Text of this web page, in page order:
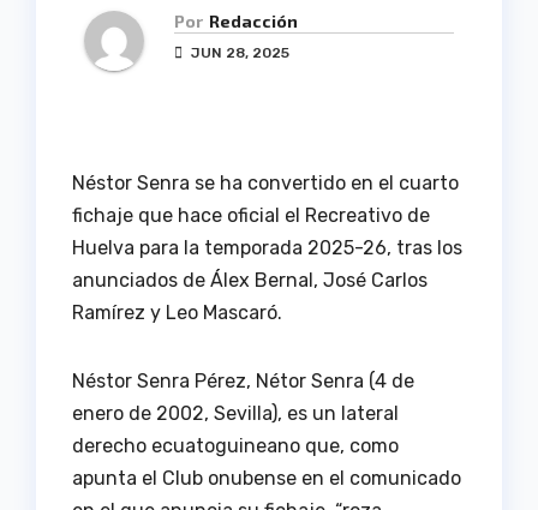
Por Redacción
JUN 28, 2025
Néstor Senra se ha convertido en el cuarto
fichaje que hace oficial el Recreativo de
Huelva para la temporada 2025-26, tras los
anunciados de Álex Bernal, José Carlos
Ramírez y Leo Mascaró.
Néstor Senra Pérez, Nétor Senra (4 de
enero de 2002, Sevilla), es un lateral
derecho ecuatoguineano que, como
apunta el Club onubense en el comunicado